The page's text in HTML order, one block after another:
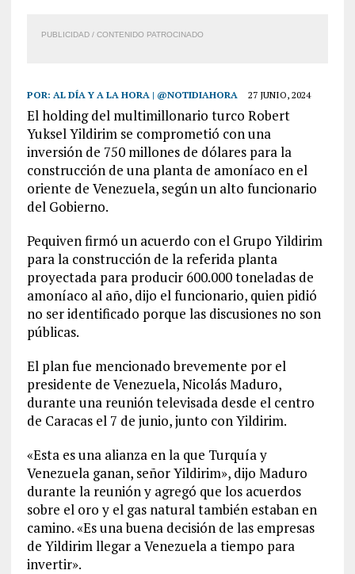
PUBLICIDAD / CONTENIDO PATROCINADO
POR: AL DÍA Y A LA HORA | @NOTIDIAHORA 27 JUNIO, 2024
El holding del multimillonario turco Robert
Yuksel Yildirim se comprometió con una
inversión de 750 millones de dólares para la
construcción de una planta de amoníaco en el
oriente de Venezuela, según un alto funcionario
del Gobierno.
Pequiven firmó un acuerdo con el Grupo Yildirim
para la construcción de la referida planta
proyectada para producir 600.000 toneladas de
amoníaco al año, dijo el funcionario, quien pidió
no ser identificado porque las discusiones no son
públicas.
El plan fue mencionado brevemente por el
presidente de Venezuela, Nicolás Maduro,
durante una reunión televisada desde el centro
de Caracas el 7 de junio, junto con Yildirim.
«Esta es una alianza en la que Turquía y
Venezuela ganan, señor Yildirim», dijo Maduro
durante la reunión y agregó que los acuerdos
sobre el oro y el gas natural también estaban en
camino. «Es una buena decisión de las empresas
de Yildirim llegar a Venezuela a tiempo para
invertir».